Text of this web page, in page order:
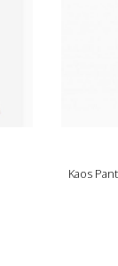
Kaos Pantalone Con Elastico In